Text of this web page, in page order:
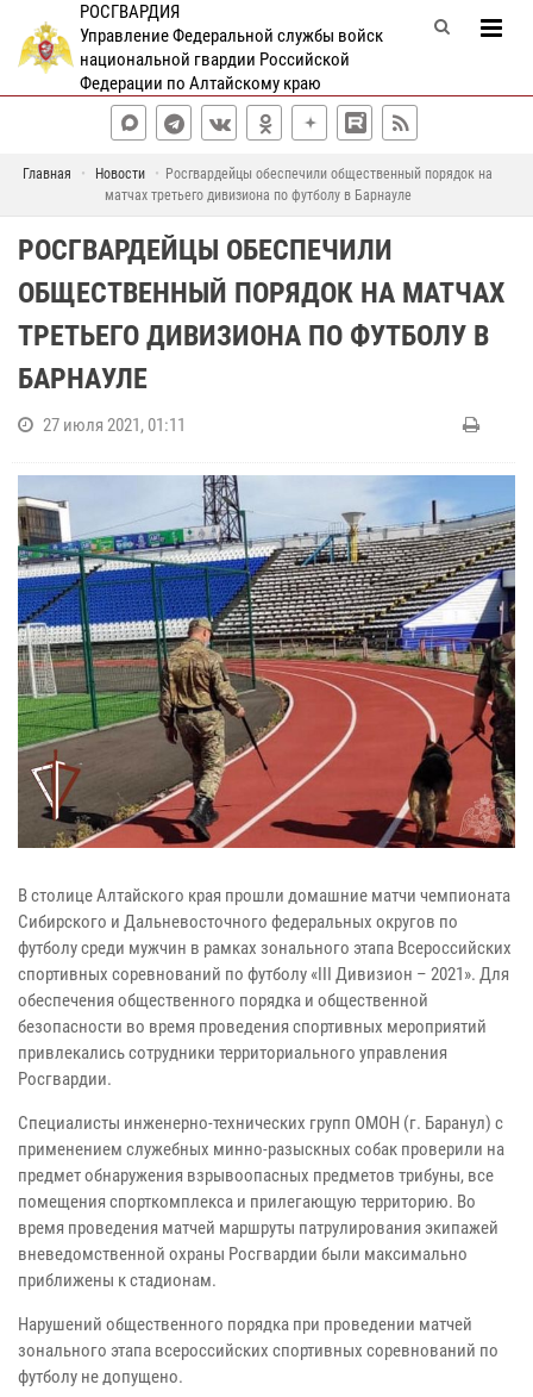
РОСГВАРДИЯ
Управление Федеральной службы войск
национальной гвардии Российской
Федерации по Алтайскому краю
Главная Новости
Росгвардейцы обеспечили общественный порядок на
матчах третьего дивизиона по футболу в Барнауле
РОСГВАРДЕЙЦЫ ОБЕСПЕЧИЛИ
ОБЩЕСТВЕННЫЙ ПОРЯДОК НА МАТЧАХ
ТРЕТЬЕГО ДИВИЗИОНА ПО ФУТБОЛУ В
БАРНАУЛЕ
27 июля 2021, 01:11
В столице Алтайского края прошли домашние матчи чемпионата
Сибирского и Дальневосточного федеральных округов по
футболу среди мужчин в рамках зонального этапа Всероссийских
спортивных соревнований по футболу «III Дивизион – 2021». Для
обеспечения общественного порядка и общественной
безопасности во время проведения спортивных мероприятий
привлекались сотрудники территориального управления
Росгвардии.
Специалисты инженерно-технических групп ОМОН (г. Баранул) с
применением служебных минно-разыскных собак проверили на
предмет обнаружения взрывоопасных предметов трибуны, все
помещения спорткомплекса и прилегающую территорию. Во
время проведения матчей маршруты патрулирования экипажей
вневедомственной охраны Росгвардии были максимально
приближены к стадионам.
Нарушений общественного порядка при проведении матчей
зонального этапа всероссийских спортивных соревнований по
футболу не допущено.